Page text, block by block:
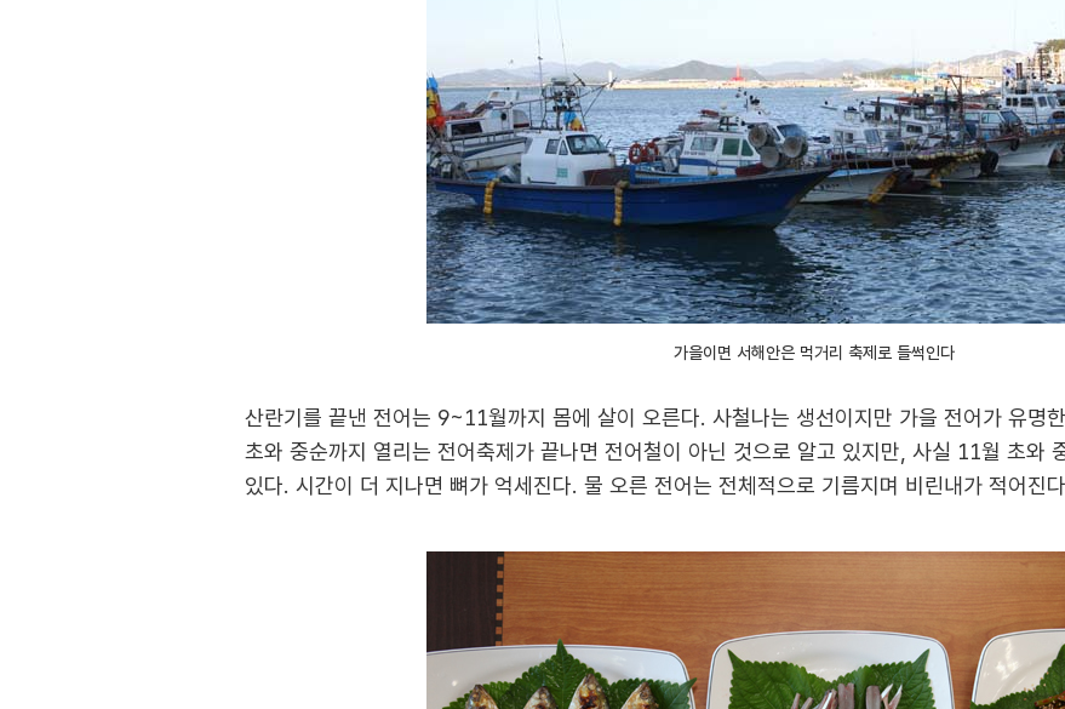
가을이면 서해안은 먹거리 축제로 들썩인다
산란기를 끝낸 전어는 9~11월까지 몸에 살이 오른다. 사철나는 생선이지만 가을 전어가 유명
초와 중순까지 열리는 전어축제가 끝나면 전어철이 아닌 것으로 알고 있지만, 사실 11월 초와
있다. 시간이 더 지나면 뼈가 억세진다. 물 오른 전어는 전체적으로 기름지며 비린내가 적어진